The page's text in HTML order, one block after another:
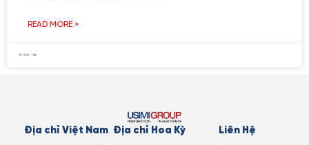
READ MORE »
Địa chỉ Việt Nam Địa chỉ Hoa Kỳ
Liên Hệ